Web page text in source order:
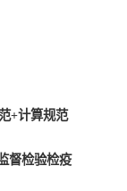
+计算规范
督检验检疫